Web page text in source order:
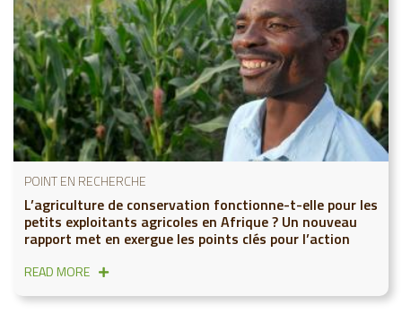
POINT EN RECHERCHE
L’agriculture de conservation fonctionne-t-elle pour les
petits exploitants agricoles en Afrique ? Un nouveau
rapport met en exergue les points clés pour l’action
READ MORE